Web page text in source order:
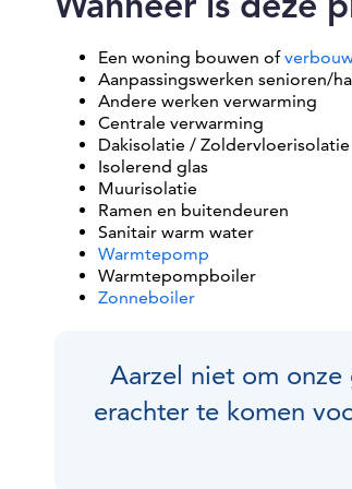
Een woning bouwen of
Aanpassingswerken senioren/
Andere werken verwarming
Centrale verwarming
Dakisolatie / Zoldervloerisolatie
Isolerend glas
Muurisolatie
Ramen en buitendeuren
Sanitair warm water
Warmtepomp
Warmtepompboiler
Zonneboiler
Aarzel niet om
erachter te komen